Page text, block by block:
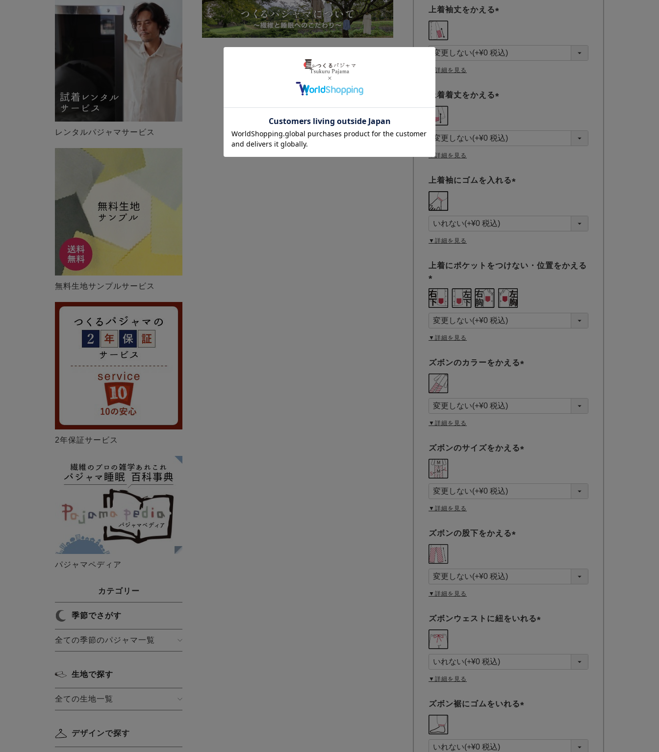
レンタルパジャマサービス
無料生地サンプルサービス
2年保証サービス
パジャマペディア
カテゴリー
季節でさがす
全ての季節のパジャマ一覧
生地で探す
全ての生地一覧
デザインで探す
上着袖丈をかえる
須
)
▼詳細を見る
上着着丈をかえる
須
)
▼詳細を見る
上着袖にゴムを入れる
須
)
▼詳細を見る
上着にポケットをつけない・位置をかえる
(
必
須
)
▼詳細を見る
ズボンのカラーをかえる
須
)
▼詳細を見る
ズボンのサイズをかえる
須
)
▼詳細を見る
ズボンの股下をかえる
須
)
▼詳細を見る
ズボンウェストに紐をいれる
須
)
▼詳細を見る
ズボン裾にゴムをいれる
須